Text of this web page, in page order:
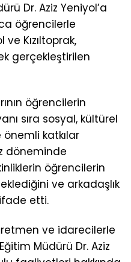
Dr. Aziz Yeniyol’a
öğrencilerle
Kızıltoprak,
gerçekleştirilen
öğrencilerin
sıra sosyal, kültürel
katkılar
döneminde
öğrencilerin
ve arkadaşlık
etti.
ve idarecilerle
Müdürü Dr. Aziz